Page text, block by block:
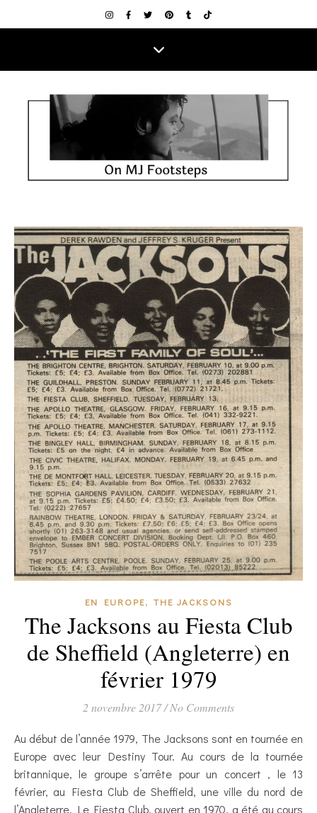
EN EUROPE, THE JACKSONS
The Jacksons au Fiesta Club
de Sheffield (Angleterre) en
février 1979
2 novembre 2017/ No Comments
Au début de l’année 1979, The Jacksons sont en tournée en
Europe avec leur Destiny Tour. Au cours de la tournée
britannique, le groupe s’arrête pour un concert , le 13
février, au Fiesta Club de Sheffield, une ville du nord de
l’Angleterre. Le Fiesta Club, ouvert en 1970, a été au cours